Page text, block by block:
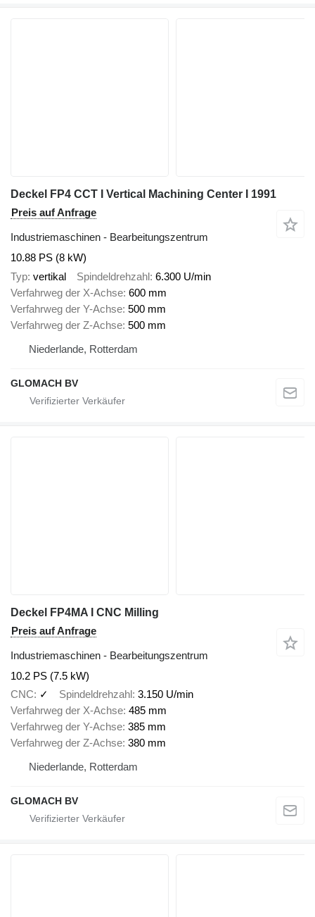
Deckel FP4 CCT I Vertical Machining Center I 1991
Preis auf Anfrage
Industriemaschinen - Bearbeitungszentrum
10.88 PS (8 kW)
Typ vertikal Spindeldrehzahl 6.300 U/min
Verfahrweg der X-Achse 600 mm
Verfahrweg der Y-Achse 500 mm
Verfahrweg der Z-Achse 500 mm
Niederlande, Rotterdam
GLOMACH BV
Deckel FP4MA I CNC Milling
Preis auf Anfrage
Industriemaschinen - Bearbeitungszentrum
10.2 PS (7.5 kW)
CNC
✓ Spindeldrehzahl
3.150 U/min
Verfahrweg der X-Achse 485 mm
Verfahrweg der Y-Achse 385 mm
Verfahrweg der Z-Achse 380 mm
Niederlande, Rotterdam
GLOMACH BV